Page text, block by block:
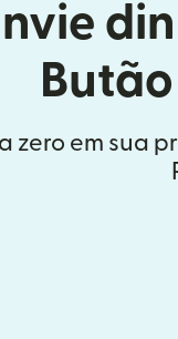
zero em sua